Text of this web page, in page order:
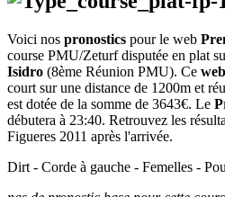
Voici nos pronostics pour le web
course PMU/Zeturf disputée en plat
Isidro (8ème Réunion PMU). Ce web
court sur une distance de 1200m et
est dotée de la somme de 3643€. Le
débutera à 23:40. Retrouvez les
Figueres 2011 après l'arrivée.
Dirt - Corde à gauche - Femelles -